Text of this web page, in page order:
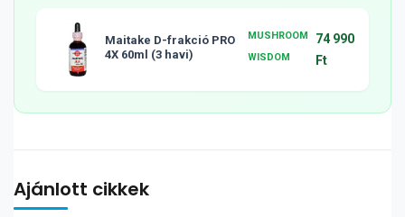
Maitake D-frakció PRO
4X 60ml (3 havi)
MUSHROOM
WISDOM
74 990
Ft
Ajánlott cikkek